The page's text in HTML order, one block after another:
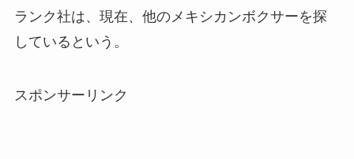
ランク社は、現在、他のメキシカンボクサーを探
しているという。
スポンサーリンク